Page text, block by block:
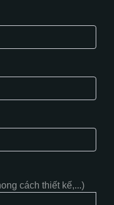
cách thiết kế,...)